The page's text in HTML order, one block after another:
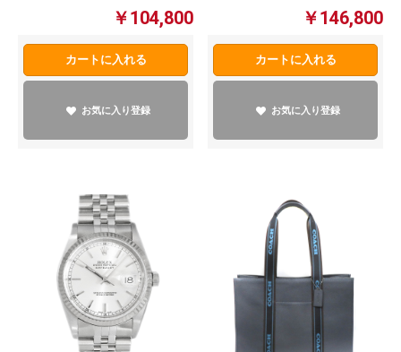
￥104,800
カートに入れる
お気に入り登録
￥146,800
カートに入れる
お気に入り登録